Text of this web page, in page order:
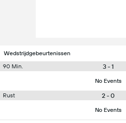
Wedstrijdgebeurtenissen
90 Min.
3 - 1
No Events
Rust 2 - 0
No Events